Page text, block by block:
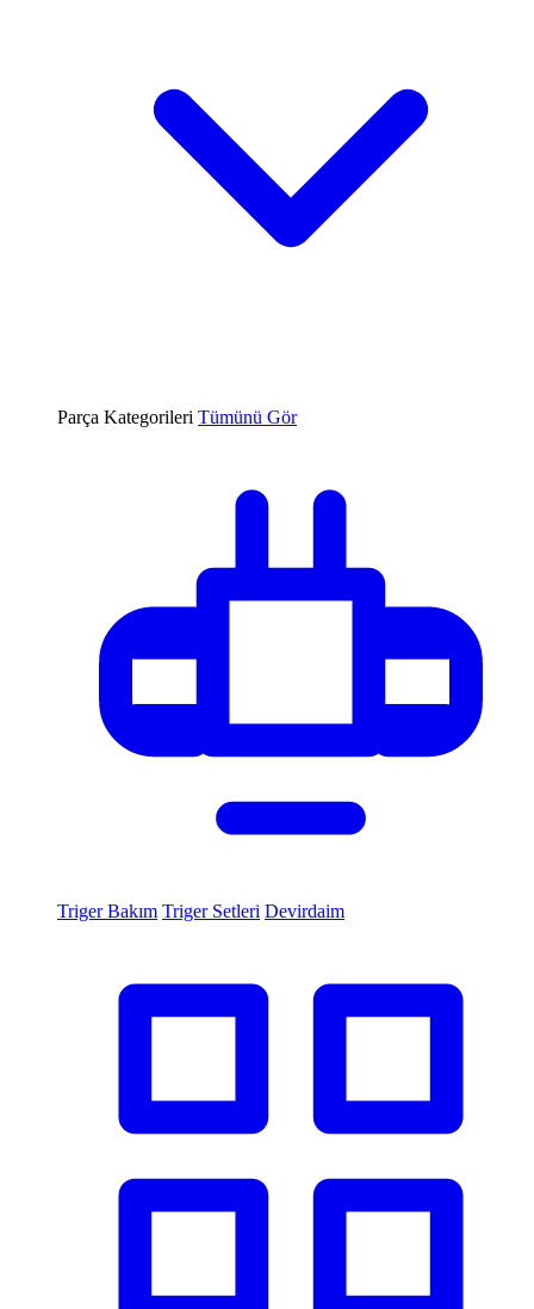
Parça Kategorileri Tümünü Gör
Triger Bakım Triger Setleri Devirdaim